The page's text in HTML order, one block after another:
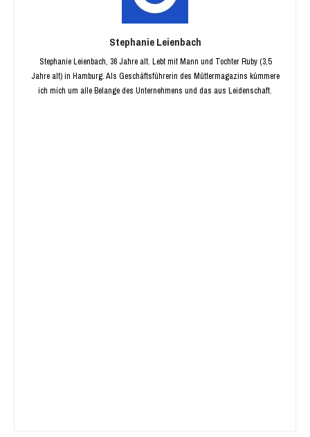
Stephanie Leienbach
Stephanie Leienbach, 36 Jahre alt. Lebt mit Mann und Tochter Ruby (3,5
Jahre alt) in Hamburg. Als Geschäftsführerin des Müttermagazins kümmere
ich mich um alle Belange des Unternehmens und das aus Leidenschaft.